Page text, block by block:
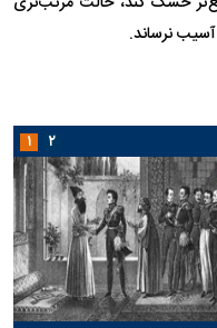
نرساند.
۱ ۲